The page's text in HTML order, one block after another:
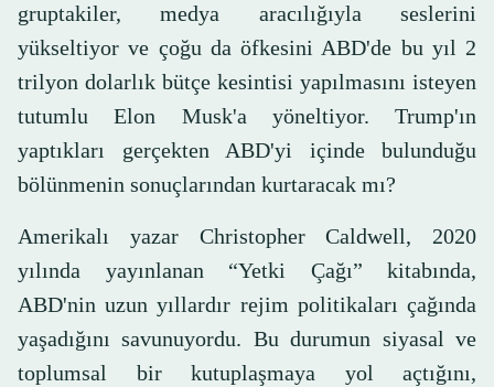
gruptakiler, medya aracılığıyla seslerini
yükseltiyor ve çoğu da öfkesini ABD'de bu yıl 2
trilyon dolarlık bütçe kesintisi yapılmasını isteyen
tutumlu Elon Musk'a yöneltiyor. Trump'ın
yaptıkları gerçekten ABD'yi içinde bulunduğu
bölünmenin sonuçlarından kurtaracak mı?
Amerikalı yazar Christopher Caldwell, 2020
yılında yayınlanan “Yetki Çağı” kitabında,
ABD'nin uzun yıllardır rejim politikaları çağında
yaşadığını savunuyordu. Bu durumun siyasal ve
toplumsal bir kutuplaşmaya yol açtığını,